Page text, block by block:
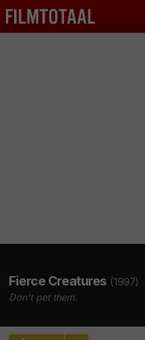
Fierce Creatures (1997)
Don't pet them.